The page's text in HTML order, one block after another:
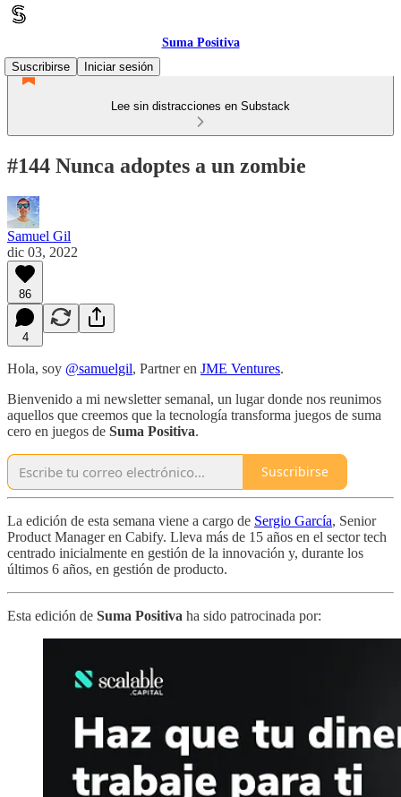
Suma Positiva
Suscribirse
Iniciar sesión
Lee sin distracciones en Substack
#144 Nunca adoptes a un zombie
Samuel Gil
dic 03, 2022
86
4
Hola, soy @samuelgil, Partner en JME Ventures.
Bienvenido a mi newsletter semanal, un lugar donde nos reunimos
aquellos que creemos que la tecnología transforma juegos de suma
cero en juegos de Suma Positiva.
Suscribirse
La edición de esta semana viene a cargo de Sergio García, Senior
Product Manager en Cabify. Lleva más de 15 años en el sector tech
centrado inicialmente en gestión de la innovación y, durante los
últimos 6 años, en gestión de producto.
Esta edición de Suma Positiva ha sido patrocinada por: